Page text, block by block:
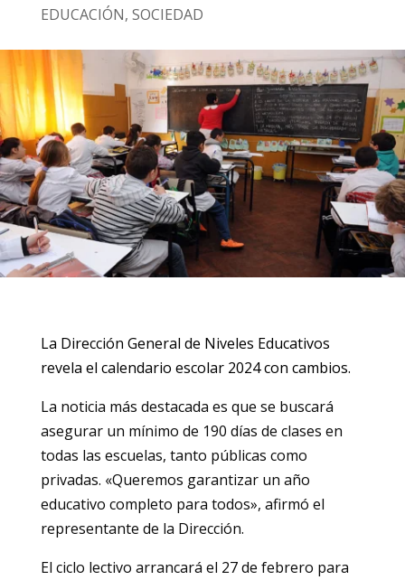
EDUCACIÓN, SOCIEDAD
La Dirección General de Niveles Educativos
revela el calendario escolar 2024 con cambios.
La noticia más destacada es que se buscará
asegurar un mínimo de 190 días de clases en
todas las escuelas, tanto públicas como
privadas. «Queremos garantizar un año
educativo completo para todos», afirmó el
representante de la Dirección.
El ciclo lectivo arrancará el 27 de febrero para